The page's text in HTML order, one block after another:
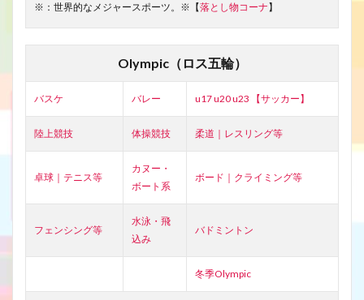
※：世界的なメジャースポーツ。※【落とし物コーナ】
Olympic（ロス五輪）
バスケ バレー u17 u20 u23 【サッカー】
陸上競技 体操競技 柔道｜レスリング等
卓球｜テニス等
カヌー・
ボート系
ボード｜クライミング等
フェンシング等
水泳・飛
込み
バドミントン
冬季Olympic